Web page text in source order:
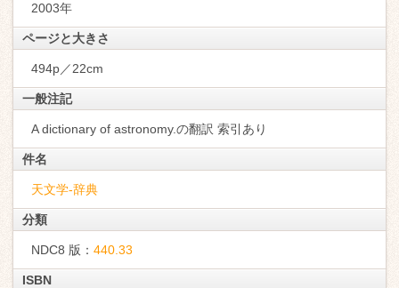
2003年
ページと大きさ
494p／22cm
一般注記
A dictionary of astronomy.の翻訳 索引あり
件名
天文学-辞典
分類
NDC8 版： 440.33
ISBN